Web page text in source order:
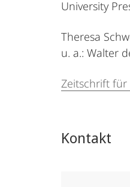
University
Theresa
u. a.: Walter
Zeitschrift
Kontakt